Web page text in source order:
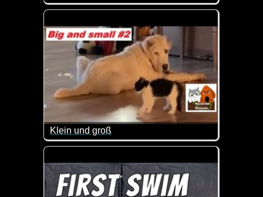
Viele meinen: Ich als einzelner kann doch eh nix
Klein und groß
Niedliche Kätzchen und große Hunde. Einfach lieb!